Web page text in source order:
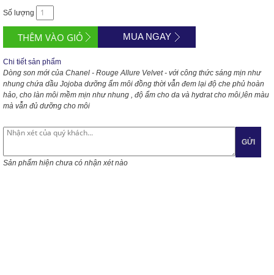
Số lượng
MUA NGAY
Chi tiết sản phẩm
Dòng son mới của Chanel - Rouge Allure Velvet - với công thức sáng mịn như
nhung chứa dầu Jojoba dưỡng ẩm môi đồng thời vẫn đem lại độ che phủ hoàn
hảo, cho làn môi mềm mịn như nhung , độ ẩm cho da và hydrat cho môi,lên màu
mà vẫn đủ dưỡng cho môi
GỬI
Sản phẩm hiện chưa có nhận xét nào